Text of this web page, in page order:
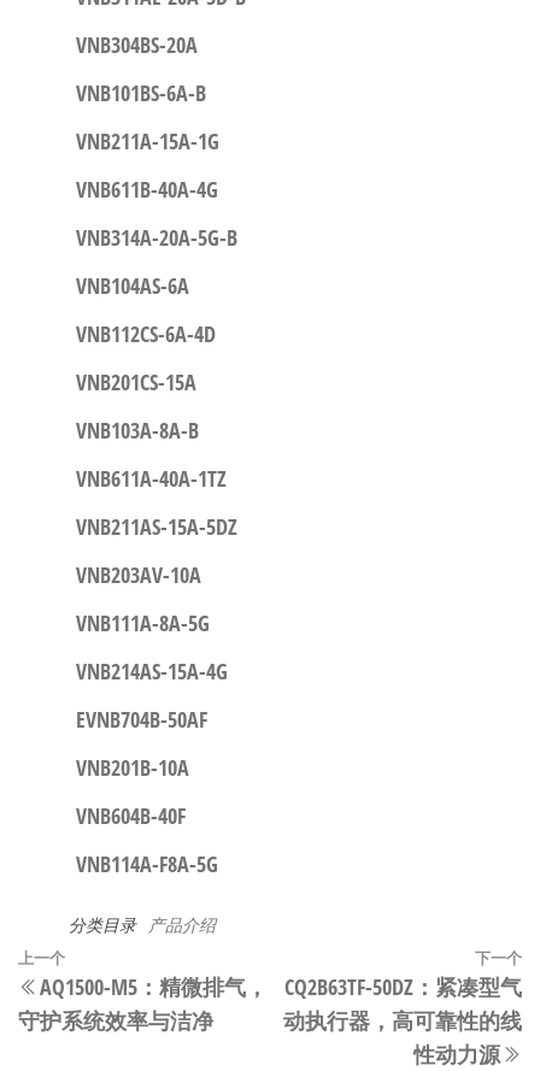
VNB304BS-20A
VNB101BS-6A-B
VNB211A-15A-1G
VNB611B-40A-4G
VNB314A-20A-5G-B
VNB104AS-6A
VNB112CS-6A-4D
VNB201CS-15A
VNB103A-8A-B
VNB611A-40A-1TZ
VNB211AS-15A-5DZ
VNB203AV-10A
VNB111A-8A-5G
VNB214AS-15A-4G
EVNB704B-50AF
VNB201B-10A
VNB604B-40F
VNB114A-F8A-5G
分类目录 产品介绍
文
章
导
上
一
篇
上一个
AQ1500-M5：精微排气，
守护系统效率与洁净
下一个
CQ2B63TF-50DZ：紧凑型气
动执行器，高可靠性的线
性动力源